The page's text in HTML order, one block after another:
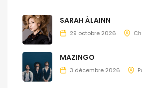
SARAH ÀLAINN
29 octobre 2026
MAZINGO
3 décembre 2026